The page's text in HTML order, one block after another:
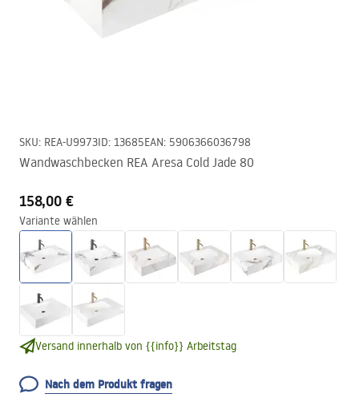
SKU: REA-U9973ID: 13685EAN: 5906366036798
Wandwaschbecken REA Aresa Cold Jade 80
158,00 €
Variante wählen
Versand innerhalb von {{info}} Arbeitstag
Nach dem Produkt fragen